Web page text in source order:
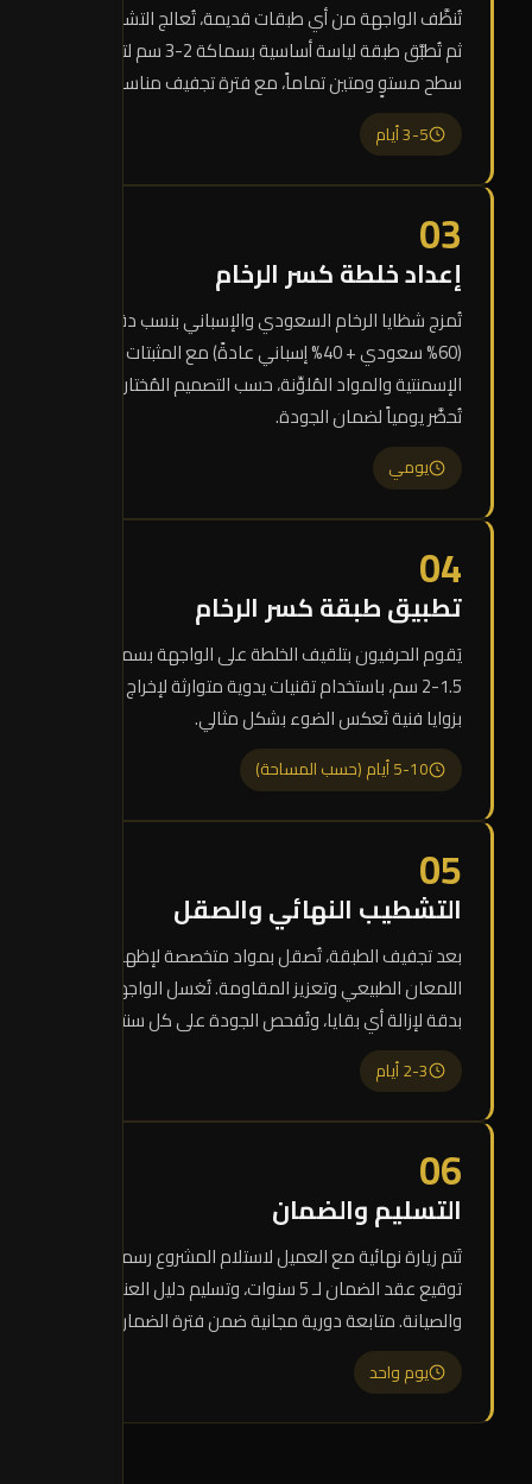
تُنظَّف الواجهة من أي طبقات قديمة، تُعالج التشققات،
ثم تُطبَّق طبقة لياسة أساسية بسماكة 2-3 سم لتوفير
سطح مستوٍ ومتين تماماً، مع فترة تجفيف مناسبة.
3-5 أيام
03
إعداد خلطة كسر الرخام
تُمزج شظايا الرخام السعودي والإسباني بنسب دقيقة
(60% سعودي + 40% إسباني عادةً) مع المثبتات
الإسمنتية والمواد المُلوِّنة، حسب التصميم المُختار. الخلطة
تُحضَّر يومياً لضمان الجودة.
يومي
04
تطبيق طبقة كسر الرخام
يَقوم الحرفيون بتلقيف الخلطة على الواجهة بسماكة
1.5-2 سم، باستخدام تقنيات يدوية متوارثة لإخراج الشظايا
بزوايا فنية تَعكس الضوء بشكل مثالي.
5-10 أيام (حسب المساحة)
05
التشطيب النهائي والصقل
بعد تجفيف الطبقة، تُصقل بمواد متخصصة لإظهار
اللمعان الطبيعي وتعزيز المقاومة. تُغسل الواجهة
بدقة لإزالة أي بقايا، وتُفحص الجودة على كل سنتيمتر.
2-3 أيام
06
التسليم والضمان
تَتم زيارة نهائية مع العميل لاستلام المشروع رسمياً،
توقيع عقد الضمان لـ 5 سنوات، وتسليم دليل العناية
والصيانة. متابعة دورية مجانية ضمن فترة الضمان.
يوم واحد